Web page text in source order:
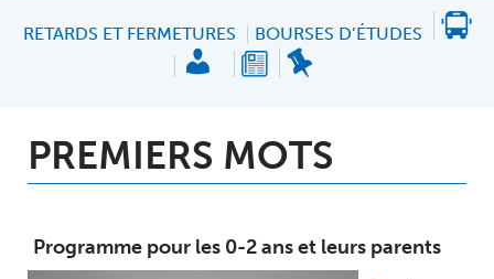
RETARDS ET FERMETURES BOURSES D’ÉTUDES
PREMIERS MOTS
Programme pour les 0-2 ans et leurs parents